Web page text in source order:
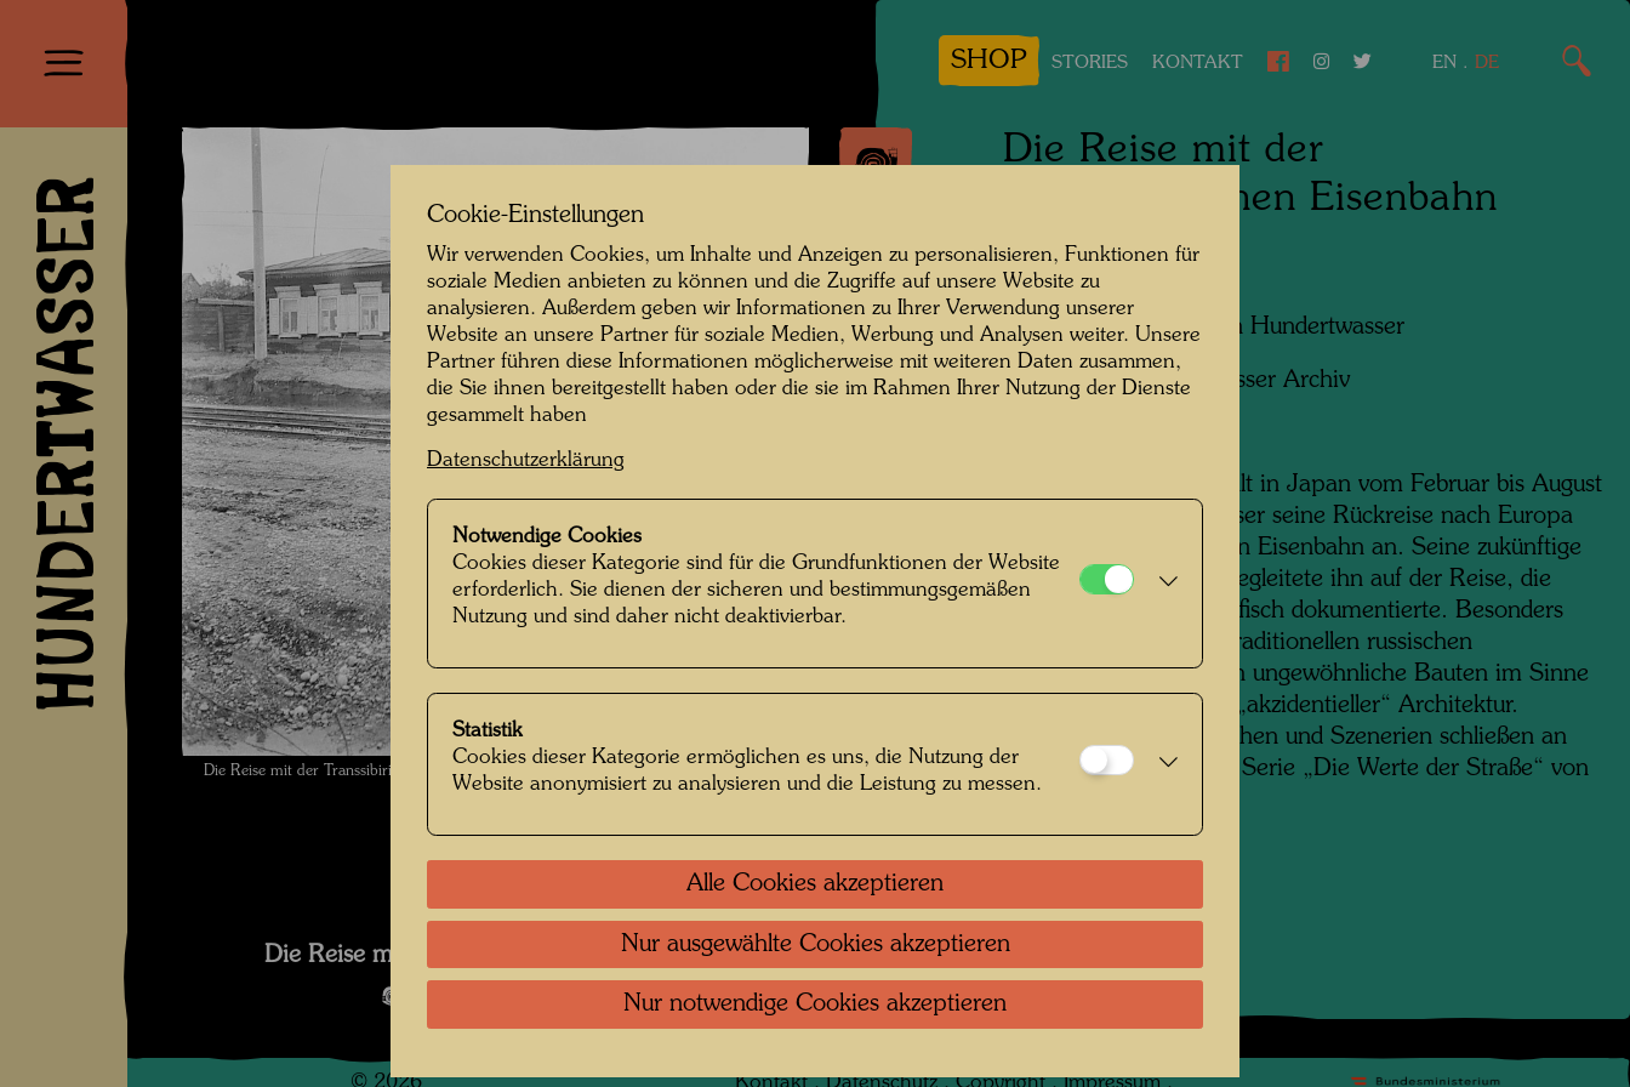
HUNDERTWASSER
SHOP STORIES KONTAKT EN . DE
Die Reise mit der Transsibirischen Eisenbahn , Fotograf: Friedensreich Hundertwasser ©
Die Reise mit der Transsibirischen Eisenbahn
Die Reise mit der
Transsibirischen Eisenbahn
1961
Fotograf:Friedensreich Hundertwasser
Copyright:Hundertwasser Archiv
Nach seinem Aufenthalt in Japan vom Februar bis August
1961 trat Hundertwasser seine Rückreise nach Europa
mit der Transsibirischen Eisenbahn an. Seine zukünftige
Gattin Yuko Ikewada begleitete ihn auf der Reise, die
Hundertwasser fotografisch dokumentierte. Besonders
interessierten ihn die traditionellen russischen
Wohnhäuser, aber auch ungewöhnliche Bauten im Sinne
von „anonymer“ oder „akzidentieller“ Architektur.
Fotografien von Menschen und Szenerien schließen an
ähnliche Fotos aus der Serie „Die Werte der Straße“ von
© 2026 Kontakt . Datenschutz . Copyright . Impressum .
Cookie-Einstellungen
Wir verwenden Cookies, um Inhalte und Anzeigen zu personalisieren, Funktionen für
soziale Medien anbieten zu können und die Zugriffe auf unsere Website zu
analysieren. Außerdem geben wir Informationen zu Ihrer Verwendung unserer
Website an unsere Partner für soziale Medien, Werbung und Analysen weiter. Unsere
Partner führen diese Informationen möglicherweise mit weiteren Daten zusammen,
die Sie ihnen bereitgestellt haben oder die sie im Rahmen Ihrer Nutzung der Dienste
gesammelt haben
Datenschutzerklärung
Notwendige Cookies
Cookies dieser Kategorie sind für die Grundfunktionen der Website
erforderlich. Sie dienen der sicheren und bestimmungsgemäßen
Nutzung und sind daher nicht deaktivierbar.
Statistik
Cookies dieser Kategorie ermöglichen es uns, die Nutzung der
Website anonymisiert zu analysieren und die Leistung zu messen.
Alle Cookies akzeptieren
Nur ausgewählte Cookies akzeptieren
Nur notwendige Cookies akzeptieren